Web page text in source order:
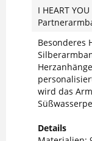
I HEART YOU
Besonderes
wird das
Details